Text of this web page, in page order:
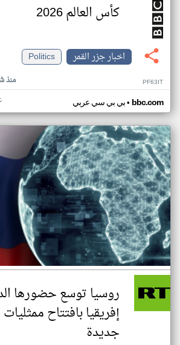
كأس العالم 2026
اخبار جزر القمر
Politics
منذ PF63IT
بي بي سي عربي• bbc.com
روسيا توسع حضورها
جديدة